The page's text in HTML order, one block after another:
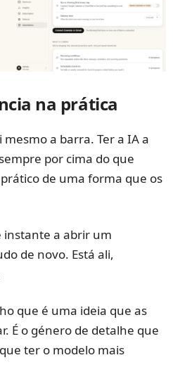
na prática
a barra. Ter a IA a
por cima do que
de uma forma que os
instante a abrir um
de novo. Está ali,
que é uma ideia que as
É o género de detalhe que
ter o modelo mais